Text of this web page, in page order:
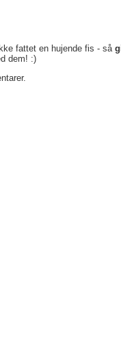
fattet en hujende fis - så
dem! :)